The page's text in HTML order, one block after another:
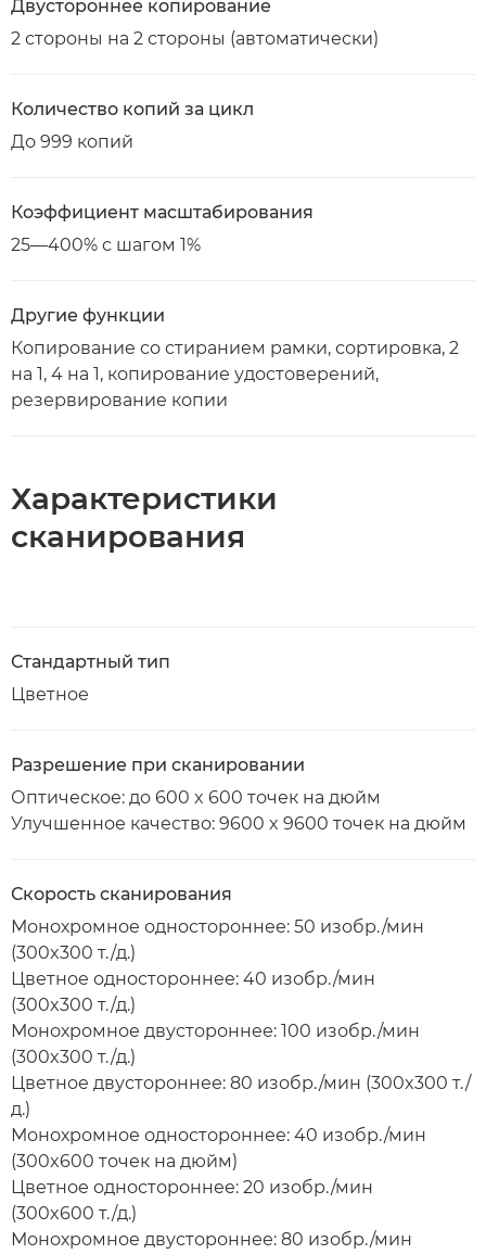
Двустороннее копирование
2 стороны на 2 стороны (автоматически)
Количество копий за цикл
До 999 копий
Коэффициент масштабирования
25—400% с шагом 1%
Другие функции
Копирование со стиранием рамки, сортировка, 2
на 1, 4 на 1, копирование удостоверений,
резервирование копии
Характеристики
сканирования
Стандартный тип
Цветное
Разрешение при сканировании
Оптическое: до 600 x 600 точек на дюйм
Улучшенное качество: 9600 x 9600 точек на дюйм
Скорость сканирования
Монохромное одностороннее: 50 изобр./мин
(300x300 т./д.)
Цветное одностороннее: 40 изобр./мин
(300x300 т./д.)
Монохромное двустороннее: 100 изобр./мин
(300x300 т./д.)
Цветное двустороннее: 80 изобр./мин (300x300 т./
д.)
Монохромное одностороннее: 40 изобр./мин
(300x600 точек на дюйм)
Цветное одностороннее: 20 изобр./мин
(300x600 т./д.)
Монохромное двустороннее: 80 изобр./мин